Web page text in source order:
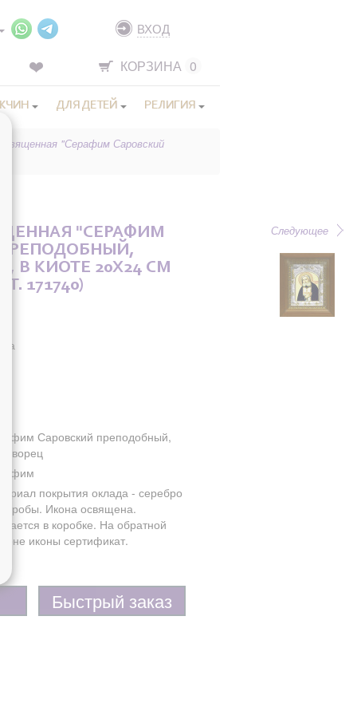
ВХОД
КОРЗИНА 0
ДЛЯ ДЕТЕЙ РЕЛИГИЯ
освященная "Серафим Саровский
Следующее
"СЕРАФИМ
В КИОТЕ 20X24 СМ
171740)
Саровский преподобный,
покрытия оклада - серебро
пробы. Икона освящена.
в коробке. На обратной
иконы сертификат.
Быстрый заказ